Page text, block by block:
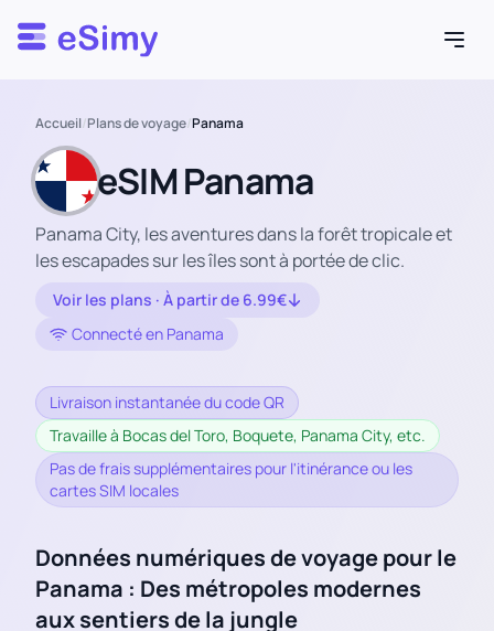
Esimy
Accueil/Plans de voyage/Panama
eSIM Panama
Panama City, les aventures dans la forêt tropicale et
les escapades sur les îles sont à portée de clic.
Voir les plans · À partir de 6.99€
Connecté en Panama
Livraison instantanée du code QR
Travaille à Bocas del Toro, Boquete, Panama City, etc.
Pas de frais supplémentaires pour l'itinérance ou les
cartes SIM locales
Données numériques de voyage pour le
Panama : Des métropoles modernes
aux sentiers de la jungle